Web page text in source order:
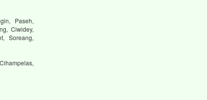
Paseh,
Ciwidey,
Soreang,